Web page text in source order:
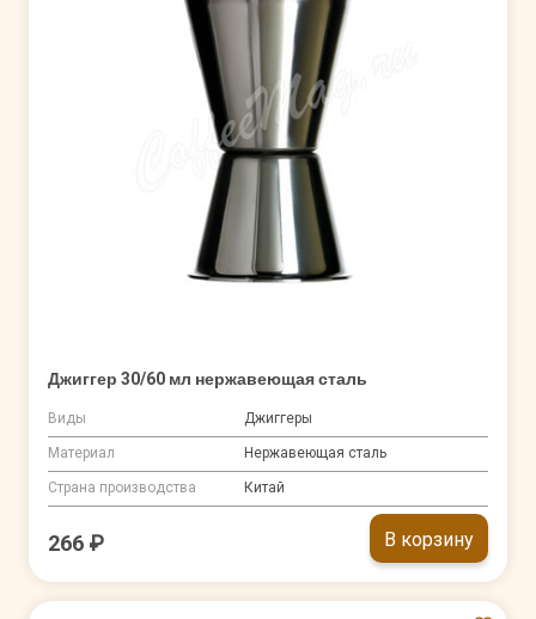
Джиггер 30/60 мл нержавеющая сталь
Виды Джиггеры
Материал Нержавеющая сталь
Страна производства Китай
266 ₽ В корзину